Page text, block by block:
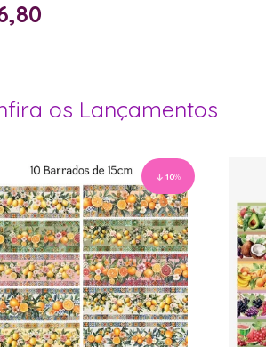
os Lançamentos
10%